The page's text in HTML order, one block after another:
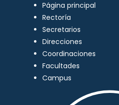
Página principal
Rectoría
Secretarios
Direcciones
Coordinaciones
Facultades
Campus